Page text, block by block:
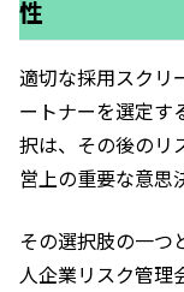
性
適切な採用スクリ
ートナーを選定す
択は、その後のリ
営上の重要な意思
その選択肢の一つ
人企業リスク管理